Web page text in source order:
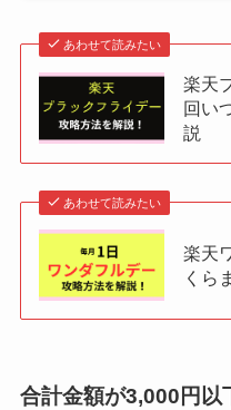
あわせて読みたい
楽天
回い
説
あわせて読みたい
楽天
くら
合計金額が3,000円以